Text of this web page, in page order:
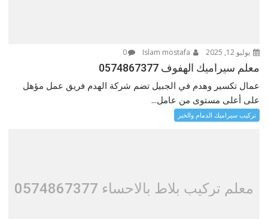
يوليو 12, 2025 0
معلم سيراميك الهفوف 0574867377
عمال تكسير وهدم في الجبيل تضم شركة الهدم فريق عمل مؤهل
على أعلى مستوى من عامل...
تركيب سيراميك الدمام والخبر
معلم تركيب بلاط بالاحساء 0574867377